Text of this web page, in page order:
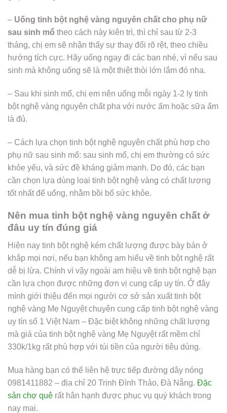
– Uống tinh bột nghệ vàng nguyên chất cho phụ nữ
sau sinh mổ theo cách này kiên trì, thì chỉ sau từ 2-3
tháng, chị em sẽ nhận thấy sự thay đổi rõ rệt, theo chiều
hướng tích cực. Hãy uống ngay đi các bạn nhé, vì nếu sau
sinh mà không uống sẽ là một thiệt thòi lớn lắm đó nha.
– Sau khi sinh mổ, chị em nên uống mỗi ngày 1-2 ly tinh
bột nghệ vàng nguyên chất pha với nước ấm hoặc sữa ấm
là đủ.
– Cách lựa chọn tinh bột nghệ nguyên chất phù hợp cho
phụ nữ sau sinh mổ: sau sinh mổ, chị em thường có sức
khỏe yếu, và sức đề kháng giảm mạnh. Do đó, các bạn
cần chọn lựa dùng loại tinh bột nghệ vàng có chất lượng
tốt nhất để uống, nhằm bồi bổ sức khỏe.
Nên mua tinh bột nghệ vàng nguyên chất ở
đâu uy tín đúng giá
Hiện nay tinh bột nghệ kém chất lượng được bày bán ở
khắp mọi nơi, nếu bạn không am hiểu về tinh bột nghệ rất
dễ bị lừa. Chính vì vậy ngoài am hiệu về tinh bột nghệ bạn
cần lựa chọn được những đơn vị cung cấp uy tín. Ở đây
mình giới thiệu đến mọi người cơ sở sản xuất tinh bột
nghệ vàng Mẹ Nguyệt chuyên cung cấp tinh bột nghệ vàng
uy tín số 1 Việt Nam – Đặc biệt không những chất lượng
mà giá của tinh bột nghệ vàng Mẹ Nguyệt rất mềm chỉ
330k/1kg rất phù hợp với túi tiền của người tiêu dùng.
Mua hàng bạn có thể liên hệ trực tiếp đường dây nóng
0981411882 – địa chỉ 20 Trịnh Đình Thảo, Đà Nẵng. Đặc
sản chợ quê rất hân hạnh được phục vụ quý khách trong
nay mai.